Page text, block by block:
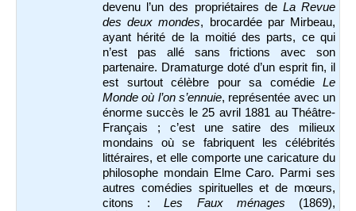
devenu l’un des propriétaires de La Revue
des deux mondes, brocardée par Mirbeau,
ayant hérité de la moitié des parts, ce qui
n’est pas allé sans frictions avec son
partenaire. Dramaturge doté d’un esprit fin, il
est surtout célèbre pour sa comédie Le
Monde où l’on s’ennuie, représentée avec un
énorme succès le 25 avril 1881 au Théâtre-
Français ; c’est une satire des milieux
mondains où se fabriquent les célébrités
littéraires, et elle comporte une caricature du
philosophe mondain Elme Caro. Parmi ses
autres comédies spirituelles et de mœurs,
citons :Les Faux ménages (1869),